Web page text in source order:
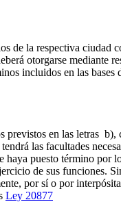
la respectiva ciudad
otorgarse mediante
incluidos en las
en las letras b),
las facultades
puesto término por
de sus funciones.
por sí o por
Ley 20877